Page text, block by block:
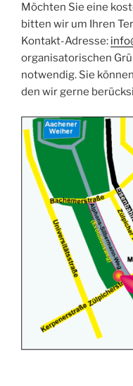
Möchten Sie eine
bitten wir um Ihren
Kontakt-Adresse:
organisatorischen
notwendig. Sie
den wir gerne